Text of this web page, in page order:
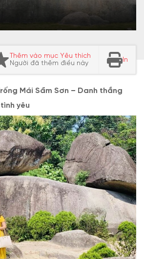
Thêm vào mục Yêu thích
Người đã thêm điều này
In
Mái Sầm Sơn – Danh thắng
yêu